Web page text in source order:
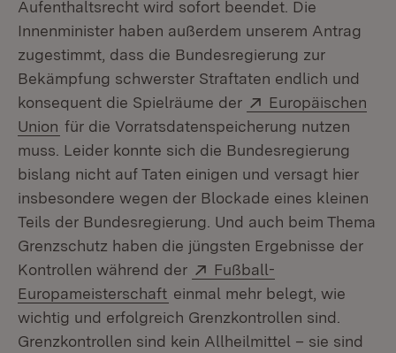
Aufenthaltsrecht wird sofort beendet. Die
Innenminister haben außerdem unserem Antrag
zugestimmt, dass die Bundesregierung zur
Bekämpfung schwerster Straftaten endlich und
konsequent die Spielräume der
Extern:
Europäischen
Union (Öffnet in neuem Fenster)
für die Vorratsdatenspeicherung nutzen
muss. Leider konnte sich die Bundesregierung
bislang nicht auf Taten einigen und versagt hier
insbesondere wegen der Blockade eines kleinen
Teils der Bundesregierung. Und auch beim Thema
Grenzschutz haben die jüngsten Ergebnisse der
Kontrollen während der
Extern:
Fußball-
Europameisterschaft (Öffnet in neuem Fenster)
einmal mehr belegt, wie
wichtig und erfolgreich Grenzkontrollen sind.
Grenzkontrollen sind kein Allheilmittel – sie sind